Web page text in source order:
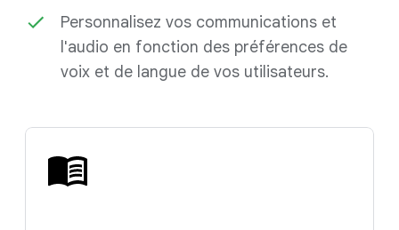
Personnalisez vos communications et
l'audio en fonction des préférences de
voix et de langue de vos utilisateurs.